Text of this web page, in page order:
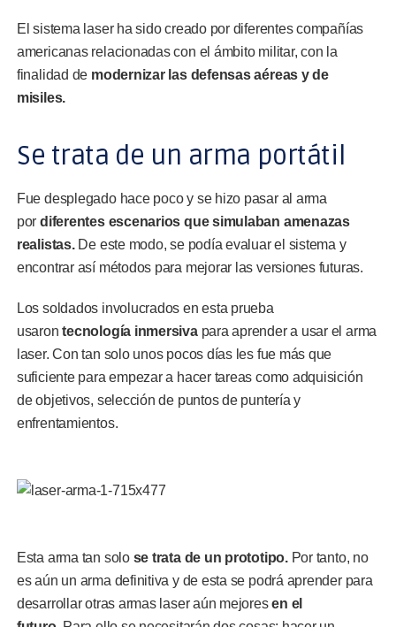
El sistema laser ha sido creado por diferentes compañías
americanas relacionadas con el ámbito militar, con la
finalidad de modernizar las defensas aéreas y de
misiles.
Se trata de un arma portátil
Fue desplegado hace poco y se hizo pasar al arma
por diferentes escenarios que simulaban amenazas
realistas.De este modo, se podía evaluar el sistema y
encontrar así métodos para mejorar las versiones futuras.
Los soldados involucrados en esta prueba
usaron tecnología inmersivapara aprender a usar el arma
laser. Con tan solo unos pocos días les fue más que
suficiente para empezar a hacer tareas como adquisición
de objetivos, selección de puntos de puntería y
enfrentamientos.
Esta arma tan solo se trata de un prototipo.Por tanto, no
es aún un arma definitiva y de esta se podrá aprender para
desarrollar otras armas laser aún mejoresen el